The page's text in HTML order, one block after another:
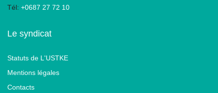
Tél: +0687 27 72 10
Le syndicat
Statuts de L'USTKE
Mentions légales
Contacts